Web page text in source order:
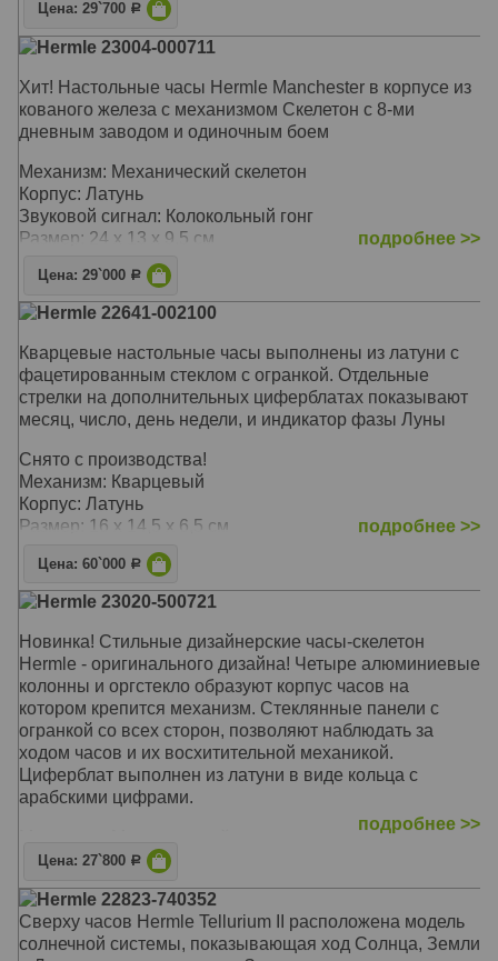
Цена: 29`700 Р
Hermle 23004-000711
Хит! Настольные часы Hermle Manchester в корпусе из
кованого железа с механизмом Скелетон с 8-ми
дневным заводом и одиночным боем
Механизм: Механический скелетон
Корпус: Латунь
Звуковой сигнал: Колокольный гонг
Размер: 24 х 13 х 9.5 см
подробнее >>
Цена: 29`000 Р
Hermle 22641-002100
Кварцевые настольные часы выполнены из латуни с
фацетированным стеклом с огранкой. Отдельные
стрелки на дополнительных циферблатах показывают
месяц, число, день недели, и индикатор фазы Луны
Снято с производства!
Механизм: Кварцевый
Корпус: Латунь
Размер: 16 х 14,5 х 6,5 см
подробнее >>
Цена: 60`000 Р
Hermle 23020-500721
Новинка! Стильные дизайнерские часы-скелетон
Hermle - оригинального дизайна! Четыре алюминиевые
колонны и оргстекло образуют корпус часов на
котором крепится механизм. Стеклянные панели с
огранкой со всех сторон, позволяют наблюдать за
ходом часов и их восхитительной механикой.
Циферблат выполнен из латуни в виде кольца с
арабскими цифрами.
Корпус: Латунь, алюминий
подробнее >>
Цена: 27`800 Р
Hermle 22823-740352
Сверху часов Hermle Tellurium II расположена модель
солнечной системы, показывающая ход Солнца, Земли